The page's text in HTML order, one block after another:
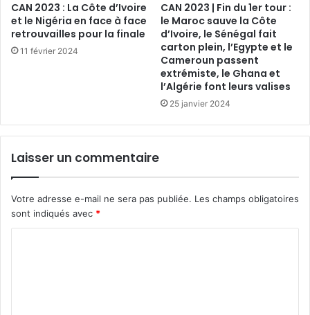
CAN 2023 : La Côte d’Ivoire
et le Nigéria en face à face
retrouvailles pour la finale
11 février 2024
CAN 2023 | Fin du 1er tour :
le Maroc sauve la Côte
d’Ivoire, le Sénégal fait
carton plein, l’Egypte et le
Cameroun passent
extrémiste, le Ghana et
l’Algérie font leurs valises
25 janvier 2024
Laisser un commentaire
Votre adresse e-mail ne sera pas publiée. Les champs obligatoires
sont indiqués avec *